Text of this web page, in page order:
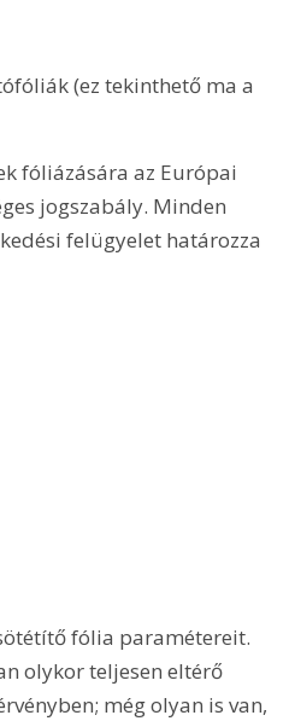
jogszabály. Minden
felügyelet határozza
fólia paramétereit.
olykor teljesen eltérő
még olyan is van,